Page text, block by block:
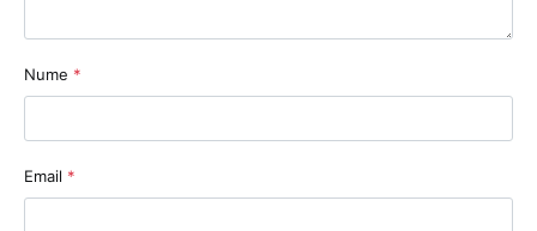
Nume *
Email *